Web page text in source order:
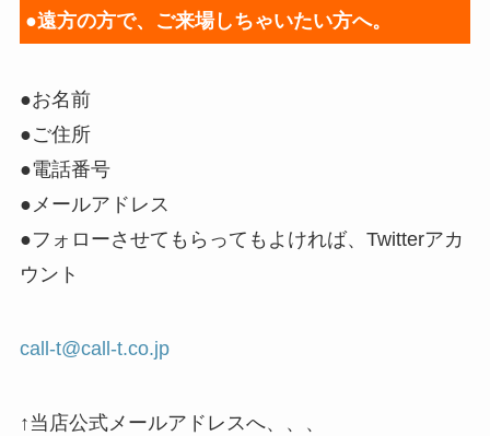
●遠方の方で、ご来場しちゃいたい方へ。
●お名前
●ご住所
●電話番号
●メールアドレス
●フォローさせてもらってもよければ、Twitterアカ
ウント
call-t@call-t.co.jp
↑当店公式メールアドレスへ、、、